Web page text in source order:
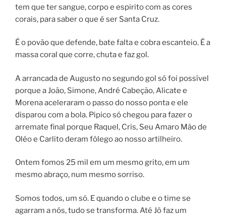
tem que ter sangue, corpo e espirito com as cores
corais, para saber o que é ser Santa Cruz.
É o povão que defende, bate falta e cobra escanteio. É a
massa coral que corre, chuta e faz gol.
A arrancada de Augusto no segundo gol só foi possível
porque a João, Simone, André Cabeção, Alicate e
Morena aceleraram o passo do nosso ponta e ele
disparou com a bola. Pipico só chegou para fazer o
arremate final porque Raquel, Cris, Seu Amaro Mão de
Oléo e Carlito deram fôlego ao nosso artilheiro.
Ontem fomos 25 mil em um mesmo grito, em um
mesmo abraço, num mesmo sorriso.
Somos todos, um só. E quando o clube e o time se
agarram a nós, tudo se transforma. Até Jô faz um